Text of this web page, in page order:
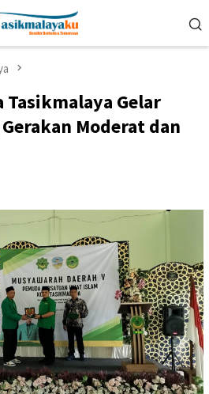
Tasikmalaya Gelar
Moderat dan